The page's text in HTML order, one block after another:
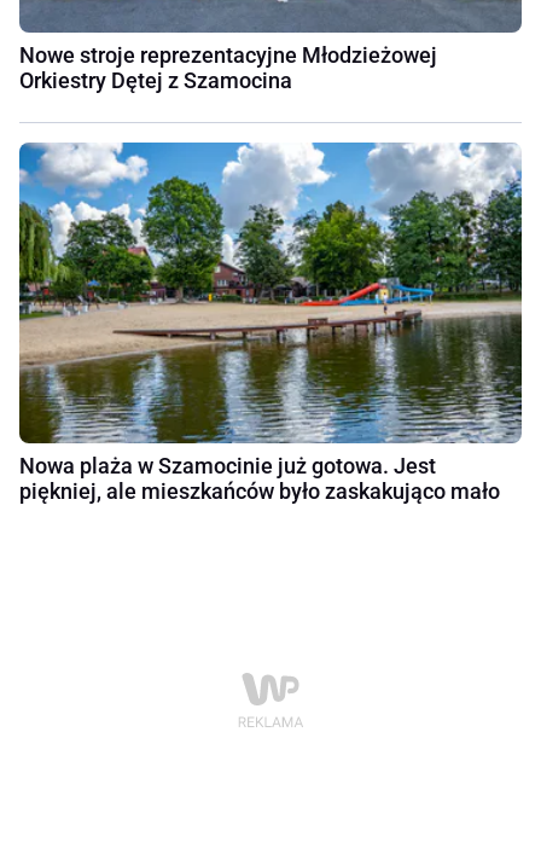
Nowe stroje reprezentacyjne Młodzieżowej
Orkiestry Dętej z Szamocina
Nowa plaża w Szamocinie już gotowa. Jest
piękniej, ale mieszkańców było zaskakująco mało